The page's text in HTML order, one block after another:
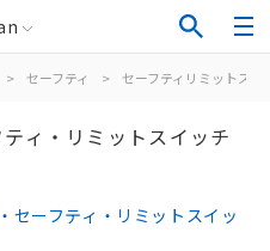
> セーフティ > セーフティリミットスイ
ィ・リミットスイッチ
ーフティ・リミットスイッ